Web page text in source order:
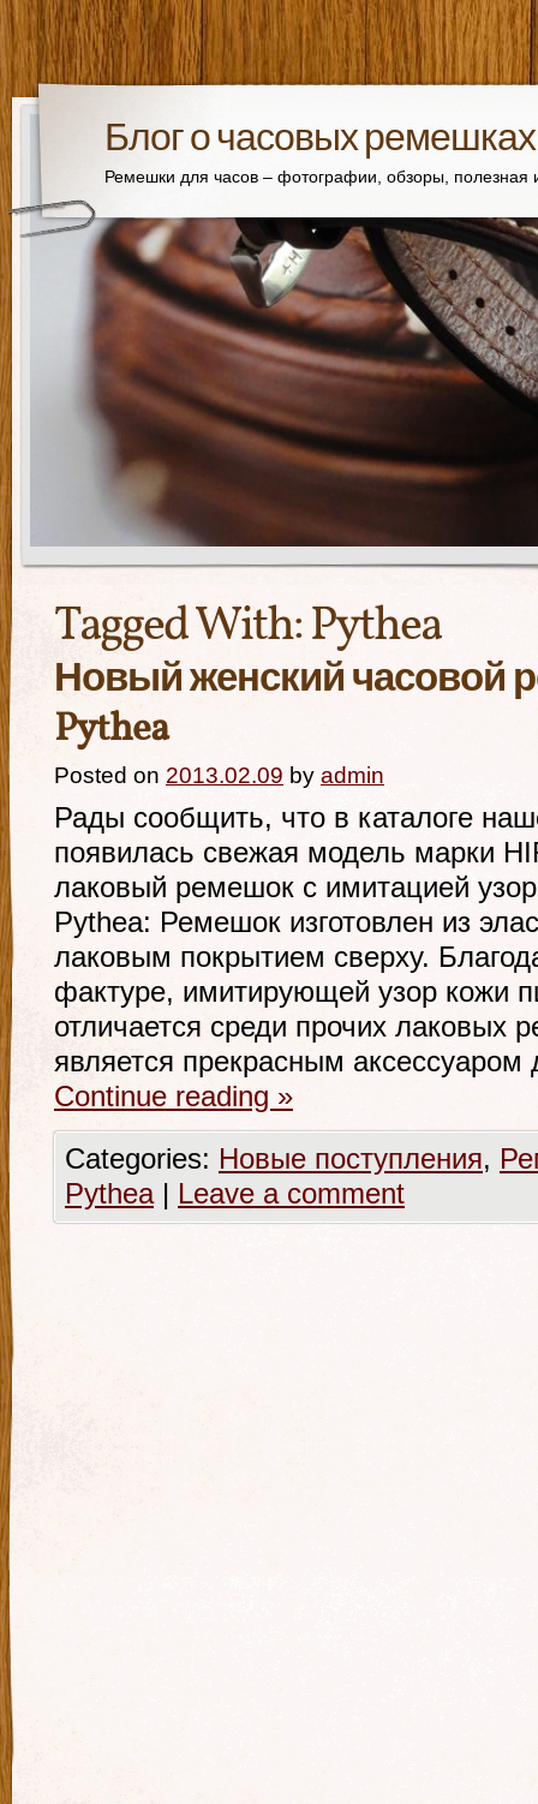
Блог о часовых ремешках
Ремешки для часов – фотографии, обзоры,
Tagged With:Pythea
Новый женский часовой
Pythea
Posted on 2013.02.09 by admin
Рады сообщить, что в каталоге
появилась свежая модель марки
лаковый ремешок с имитацией
Pythea: Ремешок изготовлен из
лаковым покрытием сверху.
фактуре, имитирующей узор кожи
отличается среди прочих лаковых
является прекрасным
Continue reading »
Categories: Новые поступления,
Pythea | Leave a comment